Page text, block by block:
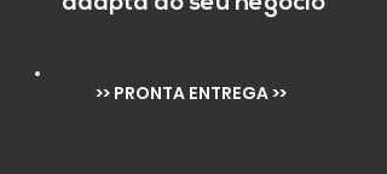
>> PRONTA ENTREGA >>